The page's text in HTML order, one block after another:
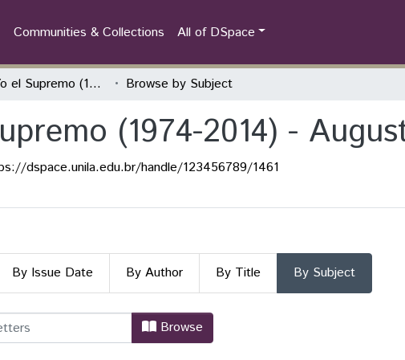
Communities & Collections All of DSpace
Colóqui Yo el Supremo (1974-2014) - Augusto Roa Bastos Browse by Subject
(1974-2014) -
dspace.unila.edu.br/handle/123456789/1461
By Issue Date By Author By Title By Subject
Supremo (1974-2014) - Augusto Roa
Browse